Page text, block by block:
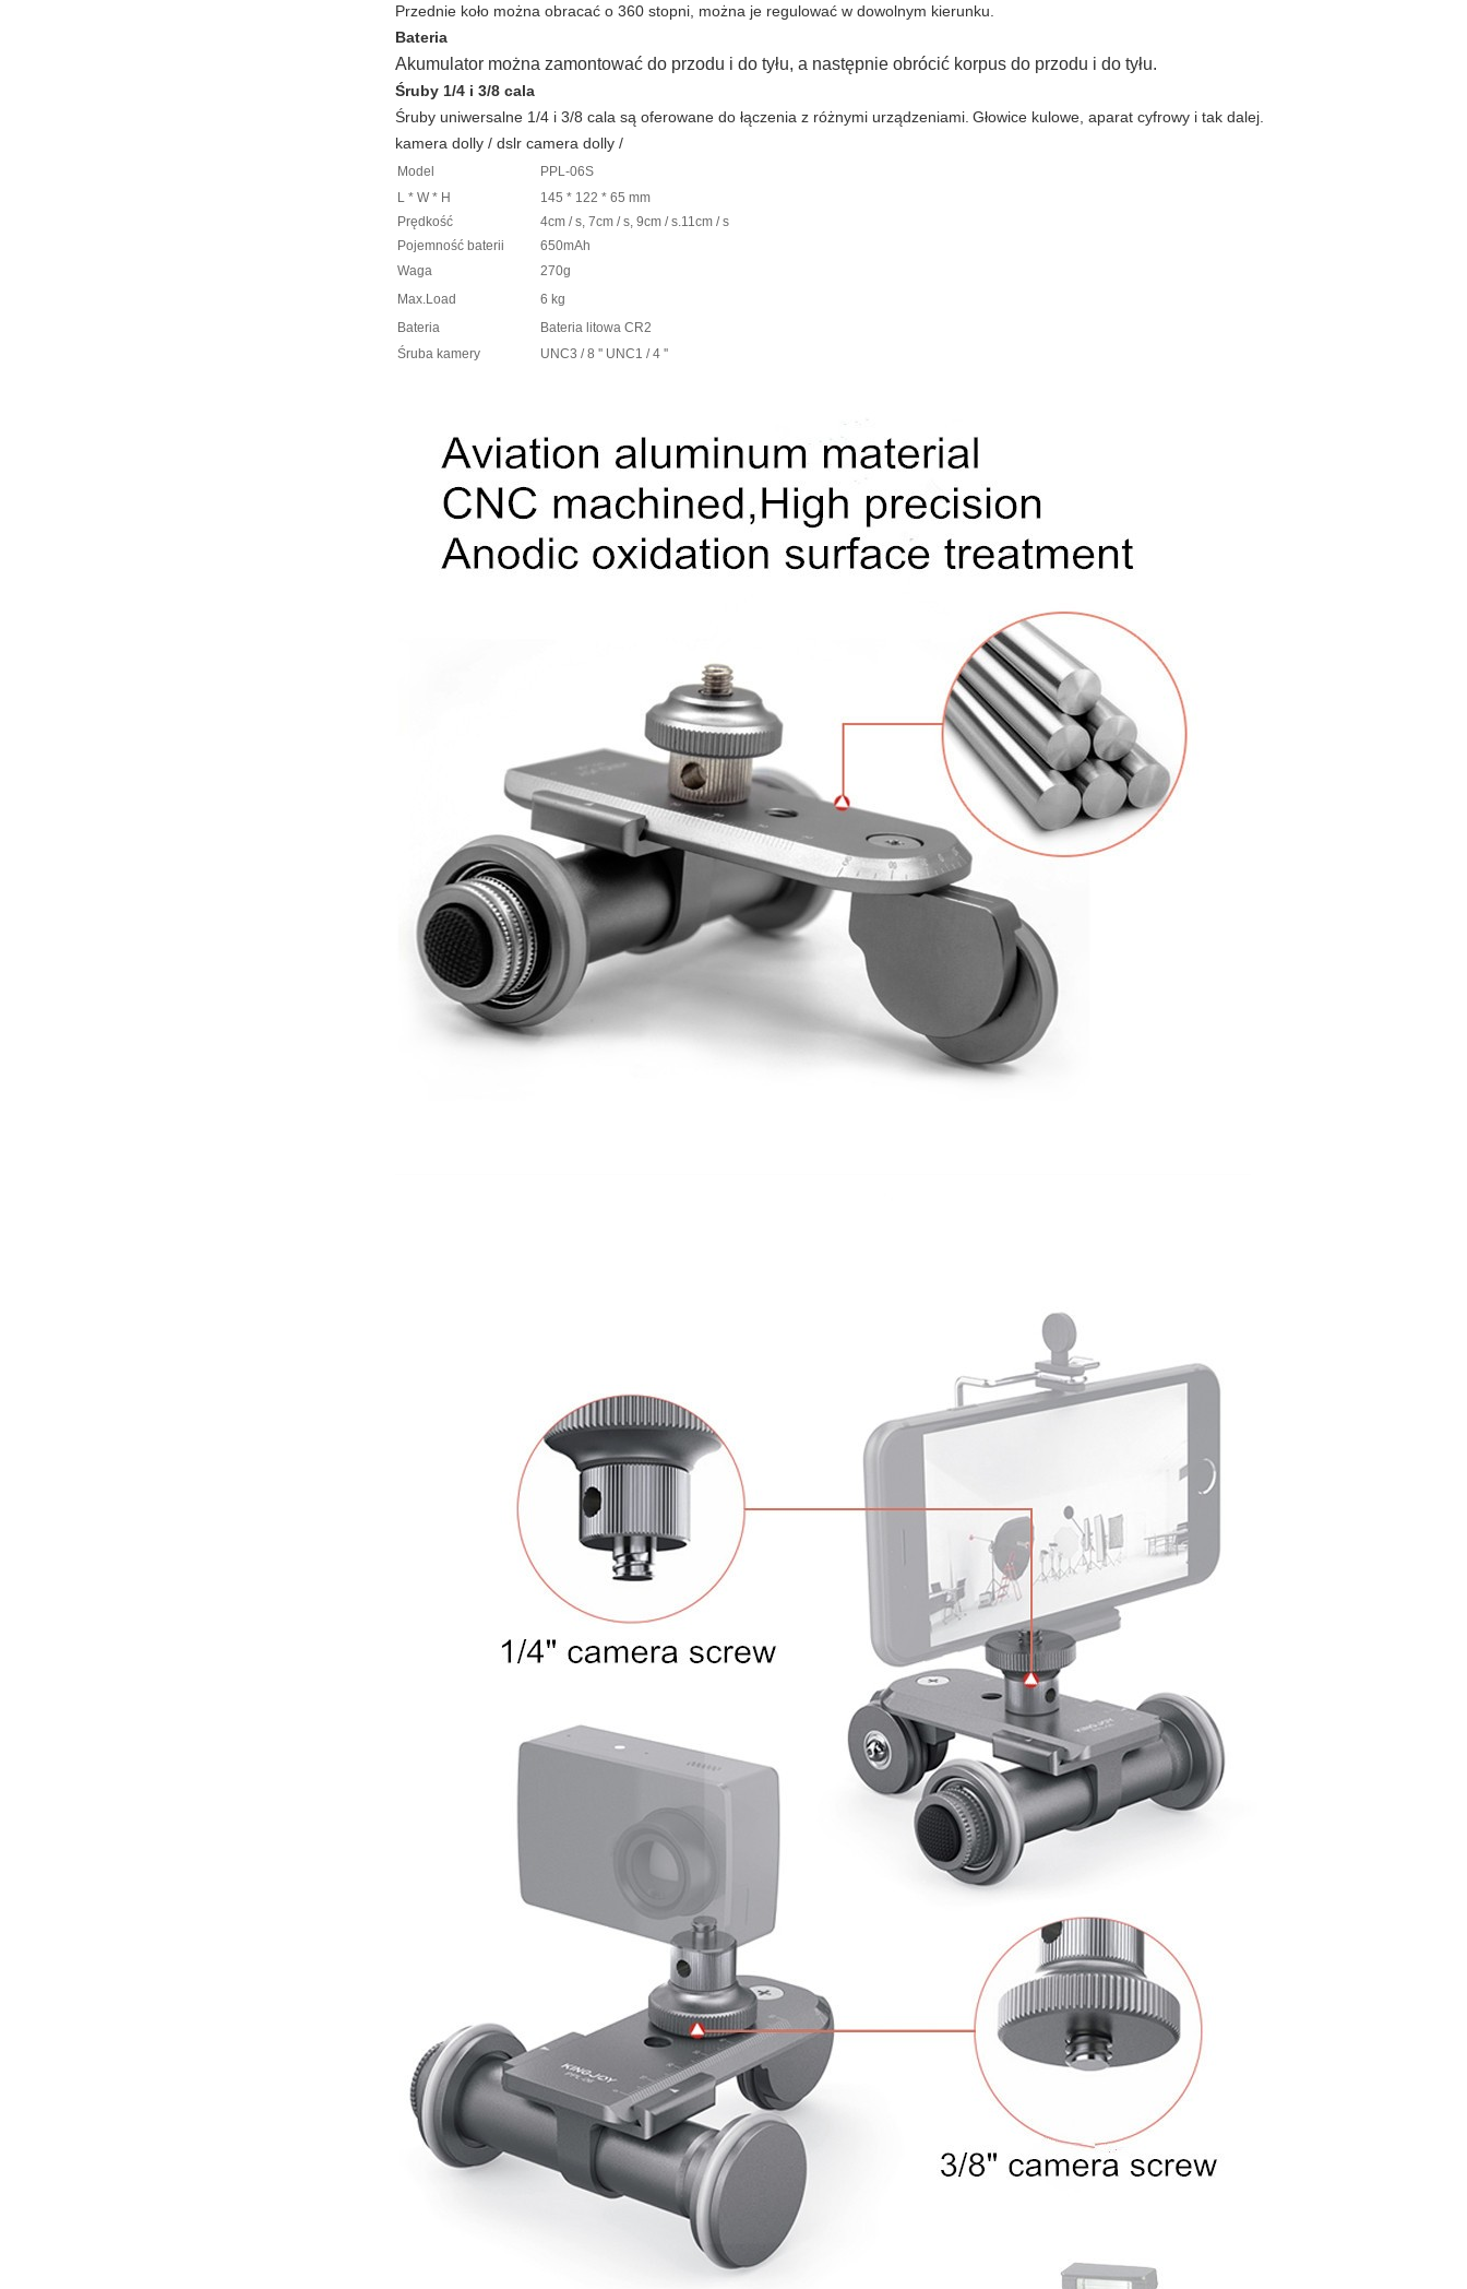
Przednie koło można obracać o 360 stopni, można je regulować w dowolnym kierunku.
Bateria
Akumulator można zamontować do przodu i do tyłu, a następnie obrócić korpus do przodu i do tyłu.
Śruby 1/4 i 3/8 cala
Śruby uniwersalne 1/4 i 3/8 cala są oferowane do łączenia z różnymi urządzeniami. Głowice kulowe, aparat cyfrowy i tak dalej.
kamera dolly / dslr camera dolly /
Model
PPL-06S
L * W * H
145 * 122 * 65 mm
Prędkość
4cm / s, 7cm / s, 9cm / s.11cm / s
Pojemność baterii
650mAh
Waga
270g
Max.Load
6 kg
Bateria
Bateria litowa CR2
Śruba kamery
UNC3 / 8 '' UNC1 / 4 ''